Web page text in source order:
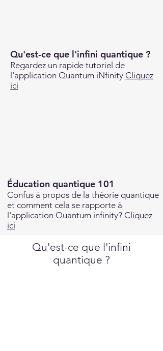
Qu'est-ce que l'infini quantique ?
Regardez un rapide tutoriel de
l'application Quantum iNfinity Cliquez
ici
Éducation quantique 101
Confus à propos de la théorie quantique
et comment cela se rapporte à
l'application Quantum infinity? Cliquez
ici
Qu'est-ce que l'infini
quantique ?